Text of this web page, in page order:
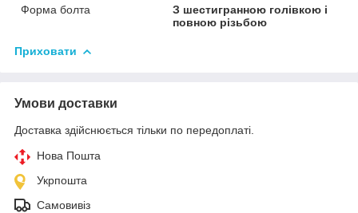
Форма болта
З шестигранною голівкою і
повною різьбою
Приховати
Умови доставки
Доставка здійснюється тільки по передоплаті.
Нова Пошта
Укрпошта
Самовивіз